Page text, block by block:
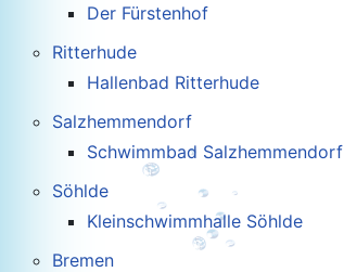
Der Fürstenhof
Ritterhude
Hallenbad Ritterhude
Salzhemmendorf
Schwimmbad Salzhemmendorf
Söhlde
Kleinschwimmhalle Söhlde
Bremen